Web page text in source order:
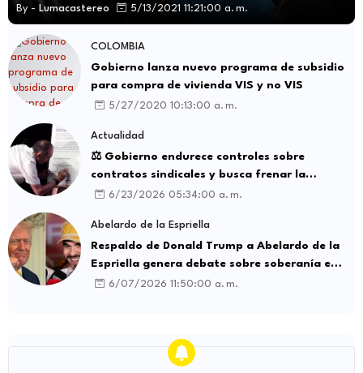
By - Lumacastereo 5/13/2021 11:21:00 a. m.
COLOMBIA
Gobierno lanza nuevo programa de subsidio
para compra de vivienda VIS y no VIS
5/27/2020 10:13:00 a. m.
Actualidad
⚖️ Gobierno endurece controles sobre
contratos sindicales y busca frenar la
intermediación laboral ilegal
6/23/2026 05:34:00 a. m.
Abelardo de la Espriella
Respaldo de Donald Trump a Abelardo de la
Espriella genera debate sobre soberanía e
influencia internacional
6/07/2026 11:50:00 a. m.